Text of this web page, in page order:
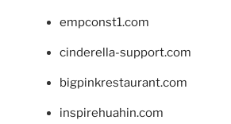
empconst1.com
cinderella-support.com
bigpinkrestaurant.com
inspirehuahin.com